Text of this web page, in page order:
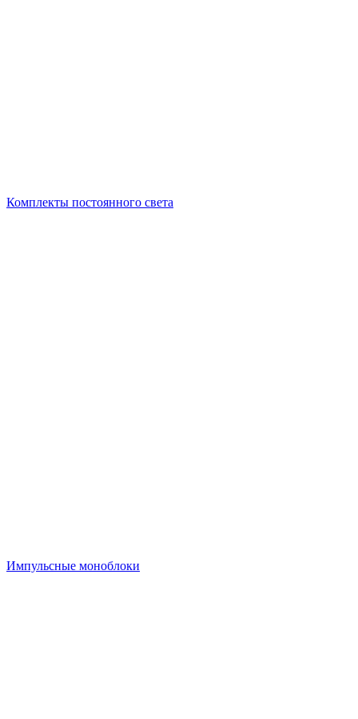
Комплекты постоянного света
Импульсные моноблоки